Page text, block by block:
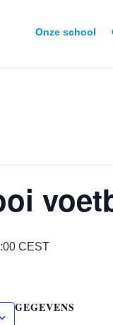
Onze school
CEST
GEGEVENS